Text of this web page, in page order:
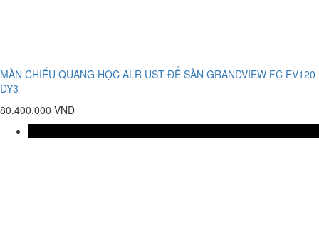
MÀN CHIẾU QUANG HỌC ALR UST ĐỂ SÀN GRANDVIEW FC FV120
DY3
80.400.000 VNĐ